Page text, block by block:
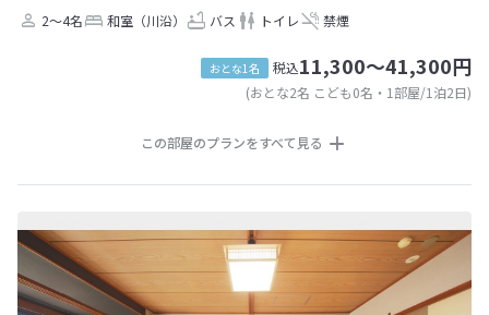
2～4名
和室（川沿） バス トイレ 禁煙
おとな1名 税込11,300～41,300円
(おとな2名 こども0名・1部屋/1泊2日)
この部屋のプランをすべて見る